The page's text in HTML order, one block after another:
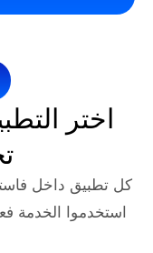
أنظمة التقييم
تجربة
فاستكو يعرض
فعليًا، لتتمكن من